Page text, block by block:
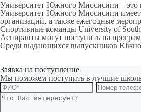
Университет Южного Миссисипи – это
Университет Южного Миссисипи имеет
организаций, а также ежегодные
Спортивные команды University of
Аспиранты могут поступить на
Среди выдающихся выпускников
Заявка на поступление
Мы поможем поступить в лучшие